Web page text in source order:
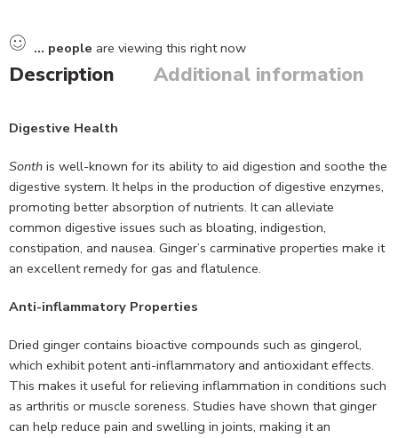
... people are viewing this right now
Description Additional information
Digestive Health
Sonth is well-known for its ability to aid digestion and soothe the
digestive system. It helps in the production of digestive enzymes,
promoting better absorption of nutrients. It can alleviate
common digestive issues such as bloating, indigestion,
constipation, and nausea. Ginger’s carminative properties make it
an excellent remedy for gas and flatulence.
Anti-inflammatory Properties
Dried ginger contains bioactive compounds such as gingerol,
which exhibit potent anti-inflammatory and antioxidant effects.
This makes it useful for relieving inflammation in conditions such
as arthritis or muscle soreness. Studies have shown that ginger
can help reduce pain and swelling in joints, making it an